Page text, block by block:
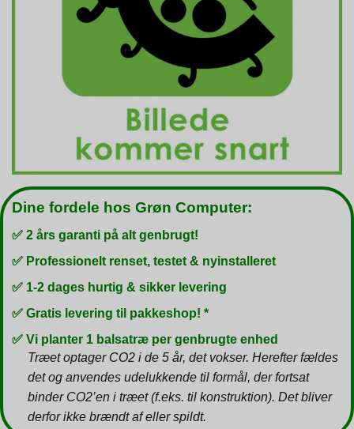
Dine fordele hos Grøn Computer:
✅ 2 års garanti på alt genbrugt!
✅ Professionelt renset, testet & nyinstalleret
✅ 1-2 dages hurtig & sikker levering
✅ Gratis levering til pakkeshop! *
✅ Vi planter 1 balsatræ per genbrugte enhed
Træet optager CO2 i de 5 år, det vokser. Herefter fældes
det og anvendes udelukkende til formål, der fortsat
binder CO2’en i træet (f.eks. til konstruktion). Det bliver
derfor ikke brændt af eller spildt.